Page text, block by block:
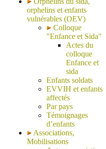
orphelins et enfants
vulnérables (OEV)
Colloque
"Enfance et Sida"
Actes du
colloque
Enfance et
sida
Enfants soldats
EVVIH et enfants
affectés
Par pays
Témoignages
d’enfants
Associations,
Mobilisations